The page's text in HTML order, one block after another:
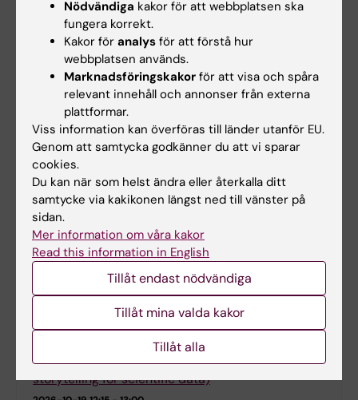
2026-10-05 12:00 - 12:45
KIB Talks: Skriv kappan till din doktorsavhandling
2026-10-1213:00 - 16:00
KIB Talks: Sök smartare i Web of Science -
Förbättra dina kunskaper i att söka vetenskaplig
information i databasen Web of Science
2026-10-1412:00 - 12:45
Workshop: Bedömning och återkoppling i VIL/VFU
2026-10-1413:00 - 16:00
KIB Talks: Workshop i experimentell teckning
17:00 - 18:30
KIB Talks: When data tells stories (visual
storytelling for scientific data)
Nödvändiga kakor för att webbplatsen ska
fungera korrekt.
Kakor för analys för att förstå hur
webbplatsen används.
Marknadsföringskakor för att visa och spåra
relevant innehåll och annonser från externa
plattformar.
Viss information kan överföras till länder utanför EU.
Genom att samtycka godkänner du att vi sparar
cookies.
Du kan när som helst ändra eller återkalla ditt
samtycke via kakikonen längst ned till vänster på
sidan.
Mer information om våra kakor
Read this information in English
Tillåt endast nödvändiga
Tillåt mina valda kakor
Tillåt alla